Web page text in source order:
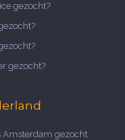
gezocht?
gezocht?
Amsterdam gezocht